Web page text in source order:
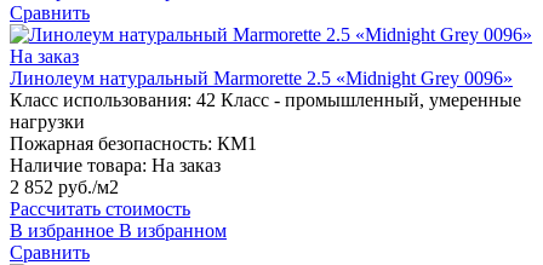
Сравнить
На заказ
Линолеум натуральный Marmorette 2.5 «Midnight Grey 0096»
Класс использования: 42 Класс - промышленный, умеренные
нагрузки
Пожарная безопасность: КМ1
Наличие товара: На заказ
2 852 руб./м2
Рассчитать стоимость
В избранное В избранном
Сравнить